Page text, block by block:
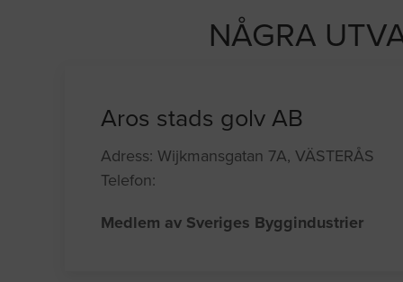
NÅGRA
Aros stads golv AB
Adress: Wijkmansgatan 7A, VÄSTERÅS
Telefon:
Medlem av Sveriges Byggindustrier